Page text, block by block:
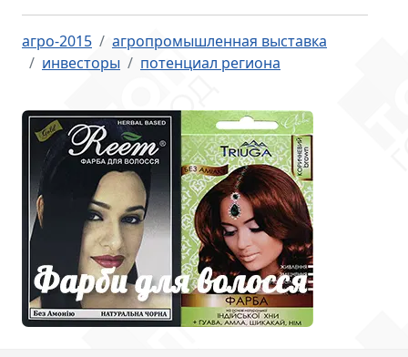
агро-2015
агропромышленная выставка
инвесторы
потенциал региона